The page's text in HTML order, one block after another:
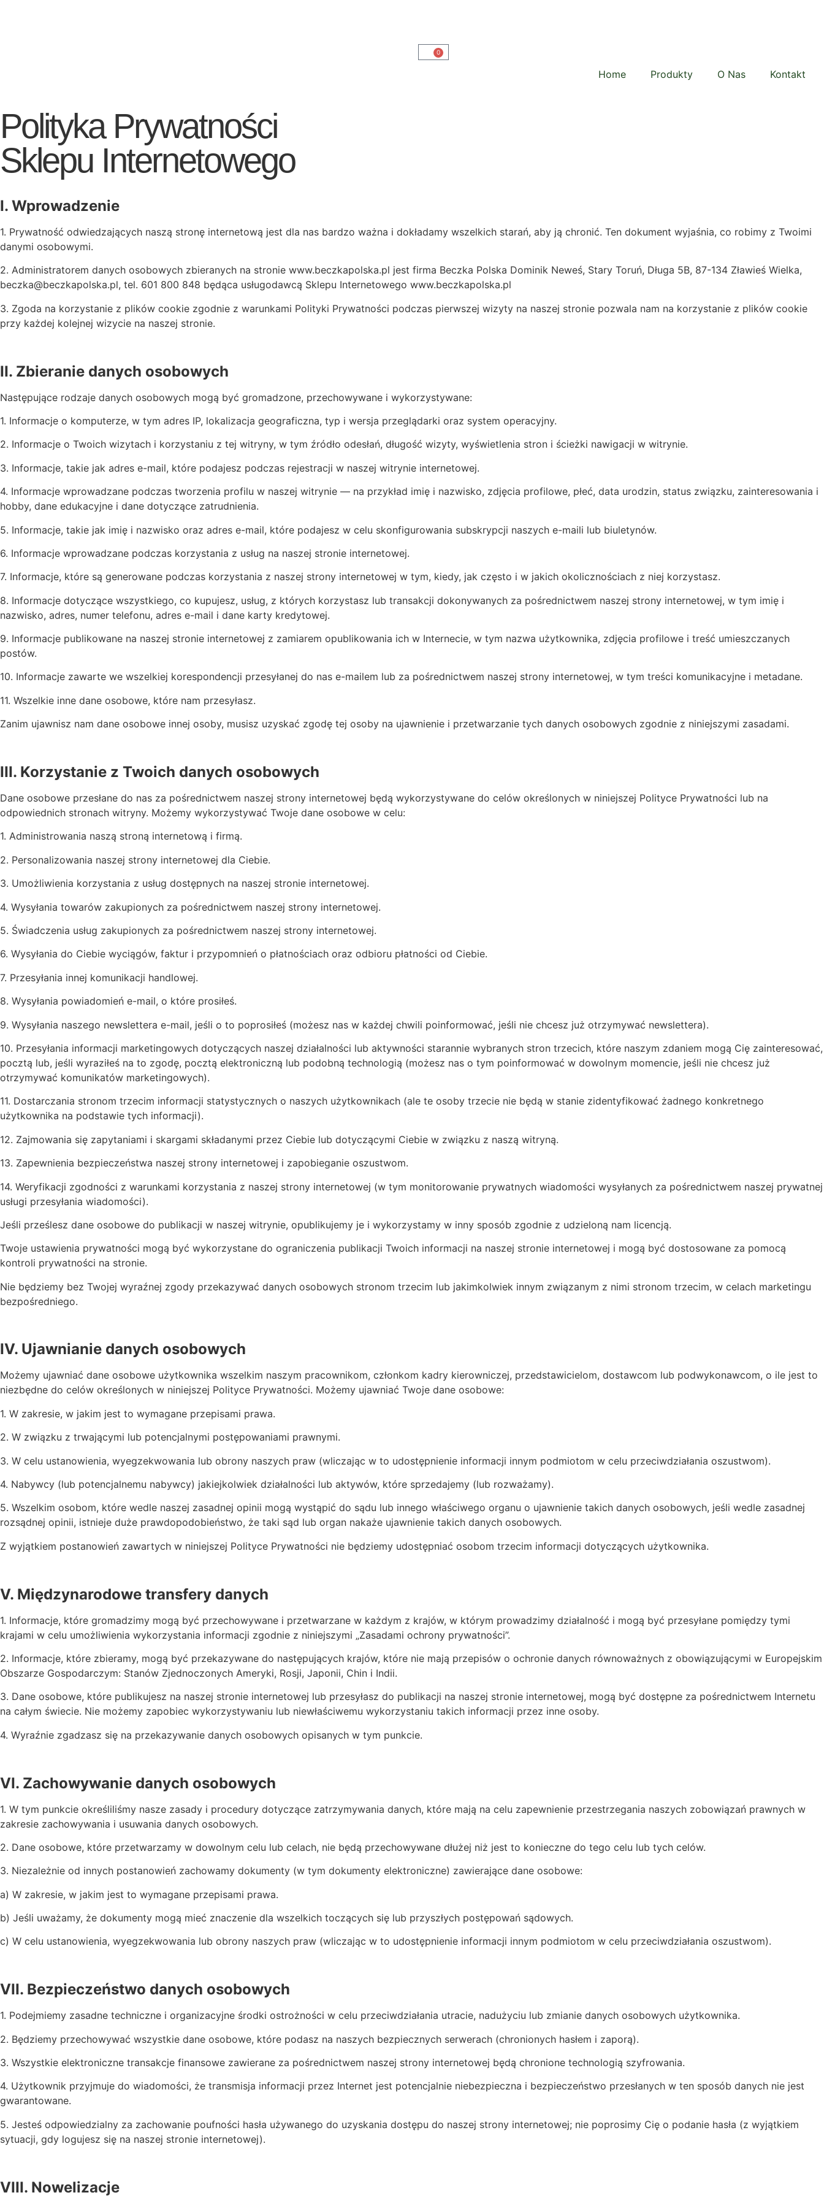
0
Home Produkty O Nas Kontakt
Polityka Prywatności
Sklepu Internetowego
I. Wprowadzenie
1. Prywatność odwiedzających naszą stronę internetową jest dla nas bardzo ważna i dokładamy wszelkich starań, aby ją chronić. Ten dokument wyjaśnia, co robimy z Twoimi
danymi osobowymi.
2. Administratorem danych osobowych zbieranych na stronie www.beczkapolska.pl jest firma Beczka Polska Dominik Neweś, Stary Toruń, Długa 5B, 87-134 Zławieś Wielka,
beczka@beczkapolska.pl, tel. 601 800 848 będąca usługodawcą Sklepu Internetowego www.beczkapolska.pl
3. Zgoda na korzystanie z plików cookie zgodnie z warunkami Polityki Prywatności podczas pierwszej wizyty na naszej stronie pozwala nam na korzystanie z plików cookie
przy każdej kolejnej wizycie na naszej stronie.
II. Zbieranie danych osobowych
Następujące rodzaje danych osobowych mogą być gromadzone, przechowywane i wykorzystywane:
1. Informacje o komputerze, w tym adres IP, lokalizacja geograficzna, typ i wersja przeglądarki oraz system operacyjny.
2. Informacje o Twoich wizytach i korzystaniu z tej witryny, w tym źródło odesłań, długość wizyty, wyświetlenia stron i ścieżki nawigacji w witrynie.
3. Informacje, takie jak adres e-mail, które podajesz podczas rejestracji w naszej witrynie internetowej.
4. Informacje wprowadzane podczas tworzenia profilu w naszej witrynie — na przykład imię i nazwisko, zdjęcia profilowe, płeć, data urodzin, status związku, zainteresowania i
hobby, dane edukacyjne i dane dotyczące zatrudnienia.
5. Informacje, takie jak imię i nazwisko oraz adres e-mail, które podajesz w celu skonfigurowania subskrypcji naszych e-maili lub biuletynów.
6. Informacje wprowadzane podczas korzystania z usług na naszej stronie internetowej.
7. Informacje, które są generowane podczas korzystania z naszej strony internetowej w tym, kiedy, jak często i w jakich okolicznościach z niej korzystasz.
8. Informacje dotyczące wszystkiego, co kupujesz, usług, z których korzystasz lub transakcji dokonywanych za pośrednictwem naszej strony internetowej, w tym imię i
nazwisko, adres, numer telefonu, adres e-mail i dane karty kredytowej.
9. Informacje publikowane na naszej stronie internetowej z zamiarem opublikowania ich w Internecie, w tym nazwa użytkownika, zdjęcia profilowe i treść umieszczanych
postów.
10. Informacje zawarte we wszelkiej korespondencji przesyłanej do nas e-mailem lub za pośrednictwem naszej strony internetowej, w tym treści komunikacyjne i metadane.
11. Wszelkie inne dane osobowe, które nam przesyłasz.
Zanim ujawnisz nam dane osobowe innej osoby, musisz uzyskać zgodę tej osoby na ujawnienie i przetwarzanie tych danych osobowych zgodnie z niniejszymi zasadami.
III. Korzystanie z Twoich danych osobowych
Dane osobowe przesłane do nas za pośrednictwem naszej strony internetowej będą wykorzystywane do celów określonych w niniejszej Polityce Prywatności lub na
odpowiednich stronach witryny. Możemy wykorzystywać Twoje dane osobowe w celu:
1. Administrowania naszą stroną internetową i firmą.
2. Personalizowania naszej strony internetowej dla Ciebie.
3. Umożliwienia korzystania z usług dostępnych na naszej stronie internetowej.
4. Wysyłania towarów zakupionych za pośrednictwem naszej strony internetowej.
5. Świadczenia usług zakupionych za pośrednictwem naszej strony internetowej.
6. Wysyłania do Ciebie wyciągów, faktur i przypomnień o płatnościach oraz odbioru płatności od Ciebie.
7. Przesyłania innej komunikacji handlowej.
8. Wysyłania powiadomień e-mail, o które prosiłeś.
9. Wysyłania naszego newslettera e-mail, jeśli o to poprosiłeś (możesz nas w każdej chwili poinformować, jeśli nie chcesz już otrzymywać newslettera).
10. Przesyłania informacji marketingowych dotyczących naszej działalności lub aktywności starannie wybranych stron trzecich, które naszym zdaniem mogą Cię zainteresować,
pocztą lub, jeśli wyraziłeś na to zgodę, pocztą elektroniczną lub podobną technologią (możesz nas o tym poinformować w dowolnym momencie, jeśli nie chcesz już
otrzymywać komunikatów marketingowych).
11. Dostarczania stronom trzecim informacji statystycznych o naszych użytkownikach (ale te osoby trzecie nie będą w stanie zidentyfikować żadnego konkretnego
użytkownika na podstawie tych informacji).
12. Zajmowania się zapytaniami i skargami składanymi przez Ciebie lub dotyczącymi Ciebie w związku z naszą witryną.
13. Zapewnienia bezpieczeństwa naszej strony internetowej i zapobieganie oszustwom.
14. Weryfikacji zgodności z warunkami korzystania z naszej strony internetowej (w tym monitorowanie prywatnych wiadomości wysyłanych za pośrednictwem naszej prywatnej
usługi przesyłania wiadomości).
Jeśli prześlesz dane osobowe do publikacji w naszej witrynie, opublikujemy je i wykorzystamy w inny sposób zgodnie z udzieloną nam licencją.
Twoje ustawienia prywatności mogą być wykorzystane do ograniczenia publikacji Twoich informacji na naszej stronie internetowej i mogą być dostosowane za pomocą
kontroli prywatności na stronie.
Nie będziemy bez Twojej wyraźnej zgody przekazywać danych osobowych stronom trzecim lub jakimkolwiek innym związanym z nimi stronom trzecim, w celach marketingu
bezpośredniego.
IV. Ujawnianie danych osobowych
Możemy ujawniać dane osobowe użytkownika wszelkim naszym pracownikom, członkom kadry kierowniczej, przedstawicielom, dostawcom lub podwykonawcom, o ile jest to
niezbędne do celów określonych w niniejszej Polityce Prywatności. Możemy ujawniać Twoje dane osobowe:
1. W zakresie, w jakim jest to wymagane przepisami prawa.
2. W związku z trwającymi lub potencjalnymi postępowaniami prawnymi.
3. W celu ustanowienia, wyegzekwowania lub obrony naszych praw (wliczając w to udostępnienie informacji innym podmiotom w celu przeciwdziałania oszustwom).
4. Nabywcy (lub potencjalnemu nabywcy) jakiejkolwiek działalności lub aktywów, które sprzedajemy (lub rozważamy).
5. Wszelkim osobom, które wedle naszej zasadnej opinii mogą wystąpić do sądu lub innego właściwego organu o ujawnienie takich danych osobowych, jeśli wedle zasadnej
rozsądnej opinii, istnieje duże prawdopodobieństwo, że taki sąd lub organ nakaże ujawnienie takich danych osobowych.
Z wyjątkiem postanowień zawartych w niniejszej Polityce Prywatności nie będziemy udostępniać osobom trzecim informacji dotyczących użytkownika.
V. Międzynarodowe transfery danych
1. Informacje, które gromadzimy mogą być przechowywane i przetwarzane w każdym z krajów, w którym prowadzimy działalność i mogą być przesyłane pomiędzy tymi
krajami w celu umożliwienia wykorzystania informacji zgodnie z niniejszymi „Zasadami ochrony prywatności”.
2. Informacje, które zbieramy, mogą być przekazywane do następujących krajów, które nie mają przepisów o ochronie danych równoważnych z obowiązującymi w Europejskim
Obszarze Gospodarczym: Stanów Zjednoczonych Ameryki, Rosji, Japonii, Chin i Indii.
3. Dane osobowe, które publikujesz na naszej stronie internetowej lub przesyłasz do publikacji na naszej stronie internetowej, mogą być dostępne za pośrednictwem Internetu
na całym świecie. Nie możemy zapobiec wykorzystywaniu lub niewłaściwemu wykorzystaniu takich informacji przez inne osoby.
4. Wyraźnie zgadzasz się na przekazywanie danych osobowych opisanych w tym punkcie.
VI. Zachowywanie danych osobowych
1. W tym punkcie określiliśmy nasze zasady i procedury dotyczące zatrzymywania danych, które mają na celu zapewnienie przestrzegania naszych zobowiązań prawnych w
zakresie zachowywania i usuwania danych osobowych.
2. Dane osobowe, które przetwarzamy w dowolnym celu lub celach, nie będą przechowywane dłużej niż jest to konieczne do tego celu lub tych celów.
3. Niezależnie od innych postanowień zachowamy dokumenty (w tym dokumenty elektroniczne) zawierające dane osobowe:
a) W zakresie, w jakim jest to wymagane przepisami prawa.
b) Jeśli uważamy, że dokumenty mogą mieć znaczenie dla wszelkich toczących się lub przyszłych postępowań sądowych.
c) W celu ustanowienia, wyegzekwowania lub obrony naszych praw (wliczając w to udostępnienie informacji innym podmiotom w celu przeciwdziałania oszustwom).
VII. Bezpieczeństwo danych osobowych
1. Podejmiemy zasadne techniczne i organizacyjne środki ostrożności w celu przeciwdziałania utracie, nadużyciu lub zmianie danych osobowych użytkownika.
2. Będziemy przechowywać wszystkie dane osobowe, które podasz na naszych bezpiecznych serwerach (chronionych hasłem i zaporą).
3. Wszystkie elektroniczne transakcje finansowe zawierane za pośrednictwem naszej strony internetowej będą chronione technologią szyfrowania.
4. Użytkownik przyjmuje do wiadomości, że transmisja informacji przez Internet jest potencjalnie niebezpieczna i bezpieczeństwo przesłanych w ten sposób danych nie jest
gwarantowane.
5. Jesteś odpowiedzialny za zachowanie poufności hasła używanego do uzyskania dostępu do naszej strony internetowej; nie poprosimy Cię o podanie hasła (z wyjątkiem
sytuacji, gdy logujesz się na naszej stronie internetowej).
VIII. Nowelizacje